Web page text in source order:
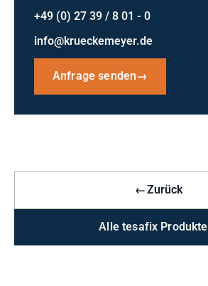
+49 (0) 27 39 / 8 01 - 0
info@krueckemeyer.de
Anfrage senden→
←Zurück
Alle tesafix Produkte